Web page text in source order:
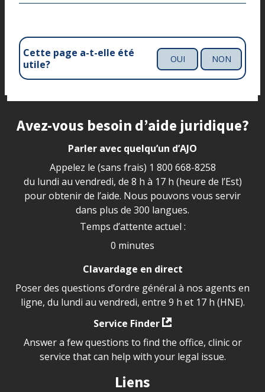
Cette page a-t-elle été
utile?
OUI NON
Site footer
Avez-vous besoin d’aide juridique?
Parler avec quelqu’un d’AJO
Appelez le (sans frais) 1 800 668-8258
du lundi au vendredi, de 8 h à 17 h (heure de l’Est)
pour obtenir de l’aide. Nous pouvons vous servir
dans plus de 300 langues.
Temps d’attente actuel :
0 minutes
Clavardage en direct
Poser des questions d’ordre général à nos agents en
ligne, du lundi au vendredi, entre 9 h et 17 h (HNE).
Service Finder
Answer a few questions to find the office, clinic or
service that can help with your legal issue.
Liens